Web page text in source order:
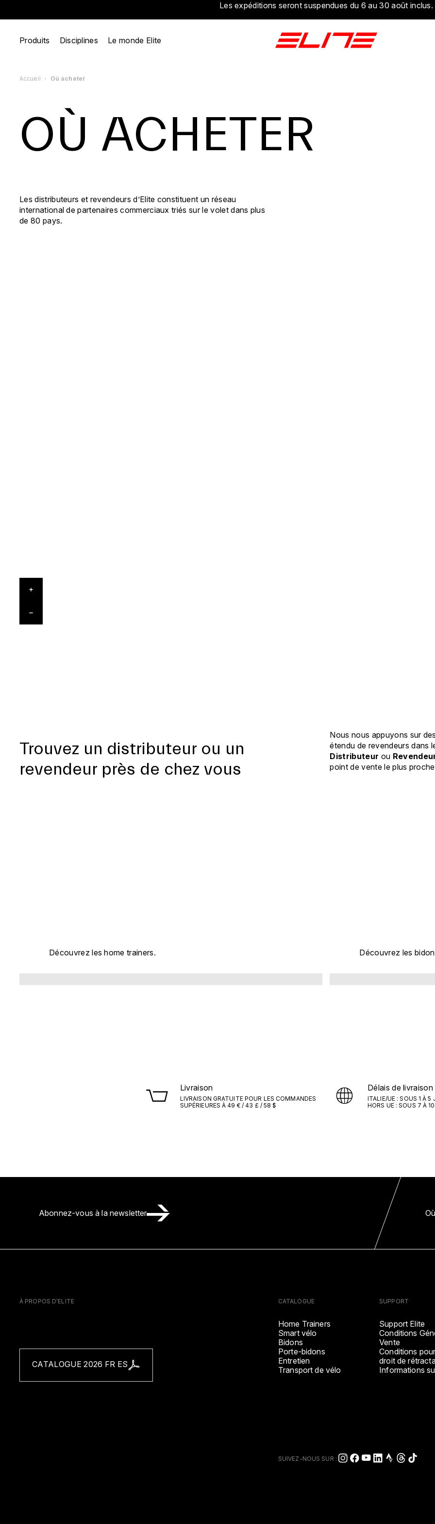
Les expéditions seront suspendues du 6 au 30 août inclus.
Produits Disciplines Le monde Elite
Accueil Où acheter
OÙ ACHETER
Les distributeurs et revendeurs d’Elite constituent un réseau
international de partenaires commerciaux triés sur le volet dans plus
de 80 pays.
Trouvez un distributeur ou un
revendeur près de chez vous
Nous nous appuyons sur
étendu de revendeurs dans
Distributeur ou
point de vente le plus
Découvrez les home trainers. Découvrez les
Livraison
LIVRAISON GRATUITE POUR LES COMMANDES
SUPÉRIEURES À 49 € / 43 £ / 58 $
Délais de livraison
ITALIE/UE : SOUS 1 À 5
HORS UE : SOUS 7 À
Abonnez-vous à la newsletter
À PROPOS D'ELITE
CATALOGUE 2026 FR ES
CATALOGUE
Home Trainers
Smart vélo
Bidons
Porte-bidons
Entretien
Transport de vélo
SUPPORT
Support Elite
Conditions
Vente
Conditions
droit de
Informations
SUIVEZ-NOUS SUR :